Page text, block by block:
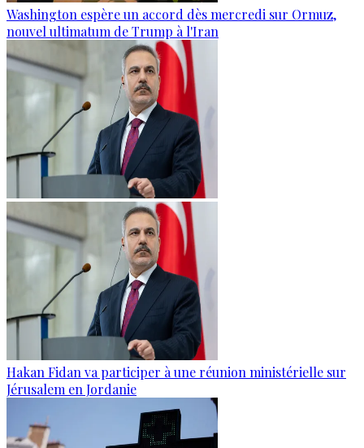
Washington espère un accord dès mercredi sur Ormuz,
nouvel ultimatum de Trump à l'Iran
Hakan Fidan va participer à une réunion ministérielle sur
Jérusalem en Jordanie